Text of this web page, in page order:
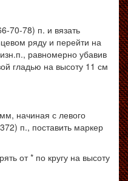
70-78) п. и вязать
ряду и перейти на
равномерно убавив
гладью на высоту 11 см
начиная с левого
п., поставить маркер
от * по кругу на высоту